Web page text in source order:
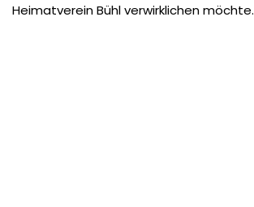
Heimatverein Bühl verwirklichen möchte.